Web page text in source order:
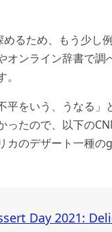
るため、もう少し例
オンライン辞書で調
平をいう、うなる」
ったので、以下の
カのデザート一種
Day 2021: